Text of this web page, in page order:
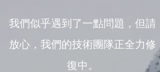
我們似乎遇到了一點問題，但請
放心，我們的技術團隊正全力修
復中。